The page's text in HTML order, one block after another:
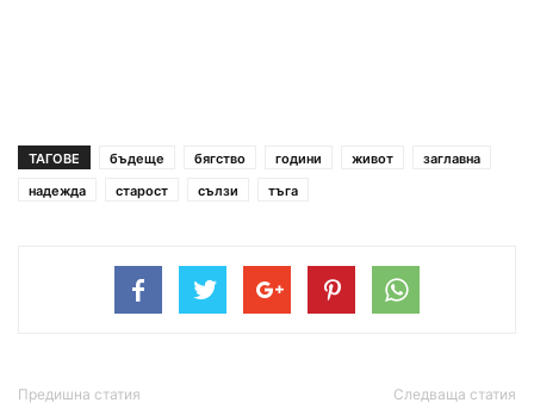
ТАГОВЕ бъдеще бягство години живот
заглавна
надежда
старост сълзи тъга
Предишна статия Следваща статия